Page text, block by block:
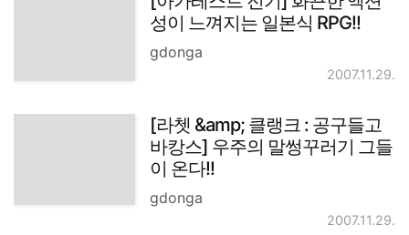
성이 느껴지는 일본식 RPG!!
gdonga
2007.11.29.
[라쳇 &amp; 클랭크 : 공구들고
바캉스] 우주의 말썽꾸러기 그들
이 온다!!
gdonga
2007.11.29.